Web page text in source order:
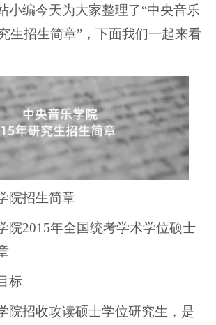
小编今天为大家整理了“中央音乐
生招生简章”，下面我们一起来看
招生简章
2015年全国统考学术学位硕士
标
招收攻读硕士学位研究生，是